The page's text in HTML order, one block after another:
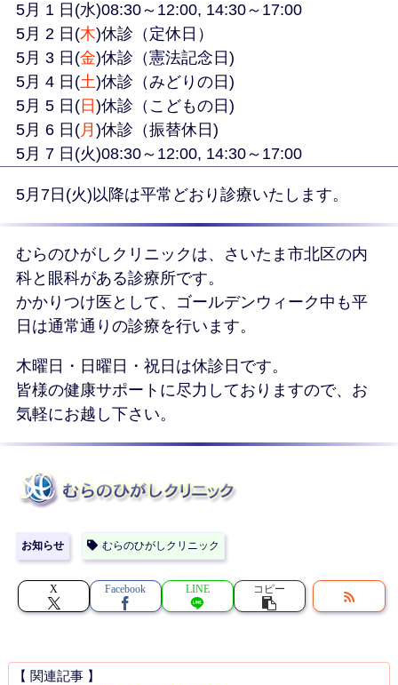
5月 1 日(水)08:30～12:00, 14:30～17:00
5月 2 日(木)休診（定休日）
5月 3 日(金)休診（憲法記念日)
5月 4 日(土)休診（みどりの日)
5月 5 日( 日 )休診（こどもの日)
5月 6 日(月 )休診（振替休日)
5月 7 日(火)08:30～12:00, 14:30～17:00
5月7日(火)以降は平常どおり診療いたします。
むらのひがしクリニックは、さいたま市北区の内
科と眼科がある診療所です。
かかりつけ医として、ゴールデンウィーク中も平
日は通常通りの診療を行います。
木曜日・日曜日・祝日は休診日です。
皆様の健康サポートに尽力しておりますので、お
気軽にお越し下さい。
お知らせ むらのひがしクリニック
X Facebook LINE コピー
【 関連記事 】